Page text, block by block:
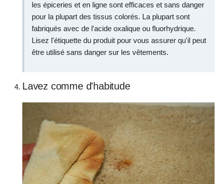
les épiceries et en ligne sont efficaces et sans danger
pour la plupart des tissus colorés. La plupart sont
fabriqués avec de l'acide oxalique ou fluorhydrique.
Lisez l'étiquette du produit pour vous assurer qu'il peut
être utilisé sans danger sur les vêtements.
Lavez comme d'habitude